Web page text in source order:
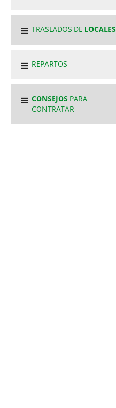
TRASLADOS DE LOCALES
REPARTOS
CONSEJOS PARA
CONTRATAR